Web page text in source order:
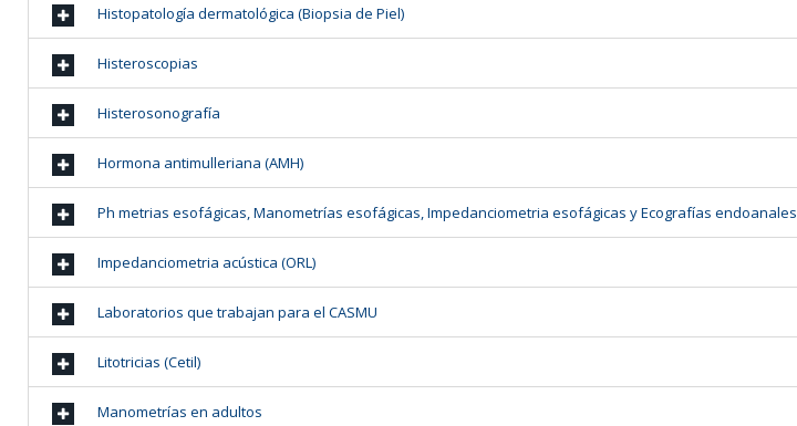
Histopatología dermatológica (Biopsia de Piel)
Histeroscopias
Histerosonografía
Hormona antimulleriana (AMH)
Ph metrias esofágicas, Manometrías esofágicas, Impedanciometria esofágicas y Ecografías endoanales
Impedanciometria acústica (ORL)
Laboratorios que trabajan para el CASMU
Litotricias (Cetil)
Manometrías en adultos